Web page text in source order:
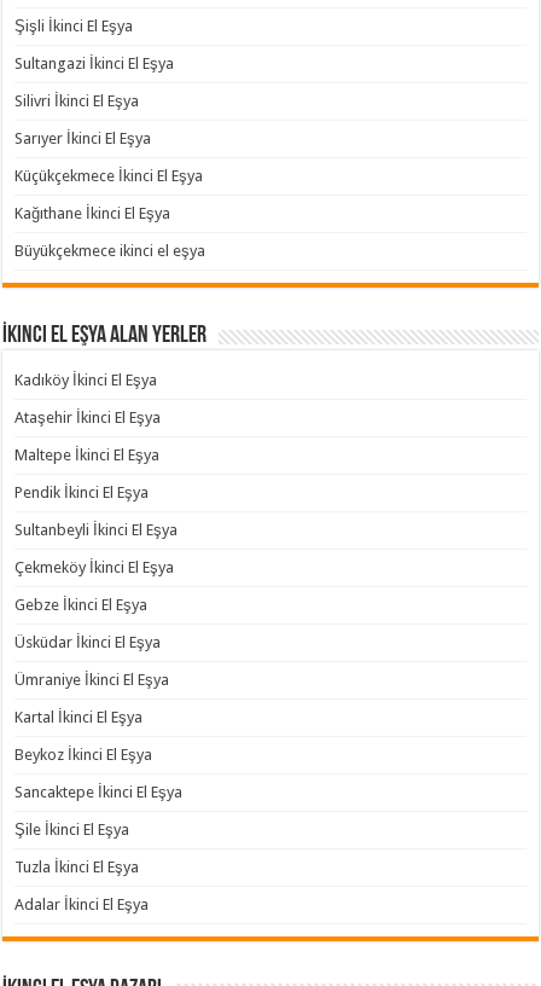
Şişli İkinci El Eşya
Sultangazi İkinci El Eşya
Silivri İkinci El Eşya
Sarıyer İkinci El Eşya
Küçükçekmece İkinci El Eşya
Kağıthane İkinci El Eşya
Büyükçekmece ikinci el eşya
İkinci El Eşya Alan Yerler
Kadıköy İkinci El Eşya
Ataşehir İkinci El Eşya
Maltepe İkinci El Eşya
Pendik İkinci El Eşya
Sultanbeyli İkinci El Eşya
Çekmeköy İkinci El Eşya
Gebze İkinci El Eşya
Üsküdar İkinci El Eşya
Ümraniye İkinci El Eşya
Kartal İkinci El Eşya
Beykoz İkinci El Eşya
Sancaktepe İkinci El Eşya
Şile İkinci El Eşya
Tuzla İkinci El Eşya
Adalar İkinci El Eşya